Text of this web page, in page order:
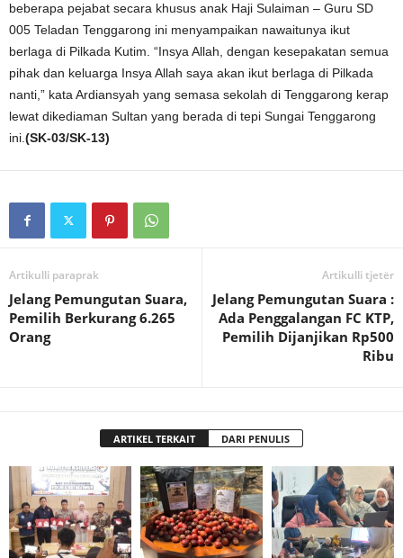
beberapa pejabat secara khusus anak Haji Sulaiman – Guru SD
005 Teladan Tenggarong ini menyampaikan nawaitunya ikut
berlaga di Pilkada Kutim. “Insya Allah, dengan kesepakatan semua
pihak dan keluarga Insya Allah saya akan ikut berlaga di Pilkada
nanti,” kata Ardiansyah yang semasa sekolah di Tenggarong kerap
lewat dikediaman Sultan yang berada di tepi Sungai Tenggarong
ini. (SK-03/SK-13)
Artikulli paraprak
Jelang Pemungutan Suara,
Pemilih Berkurang 6.265
Orang
Artikulli tjetër
Jelang Pemungutan Suara :
Ada Penggalangan FC KTP,
Pemilih Dijanjikan Rp500
Ribu
ARTIKEL TERKAIT DARI PENULIS